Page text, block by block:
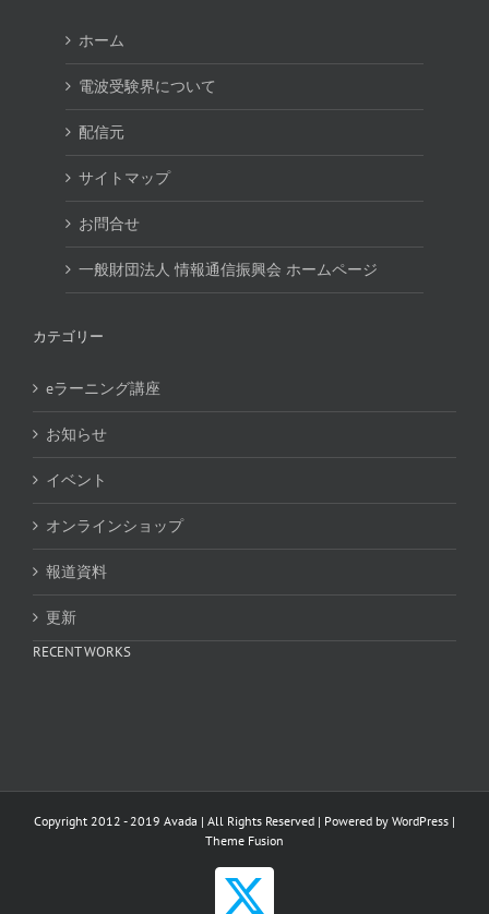
ホーム
電波受験界について
配信元
サイトマップ
お問合せ
一般財団法人 情報通信振興会 ホームページ
カテゴリー
eラーニング講座
お知らせ
イベント
オンラインショップ
報道資料
更新
RECENT WORKS
Copyright 2012 - 2019 Avada | All Rights Reserved | Powered by WordPress |
Theme Fusion